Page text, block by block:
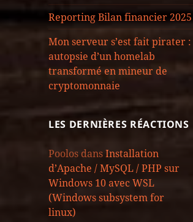
Reporting Bilan financier 2025
Mon serveur s’est fait pirater :
autopsie d’un homelab
transformé en mineur de
cryptomonnaie
LES DERNIÈRES RÉACTIONS
Poolos dansInstallation
d’Apache / MySQL / PHP sur
Windows 10 avec WSL
(Windows subsystem for
linux)